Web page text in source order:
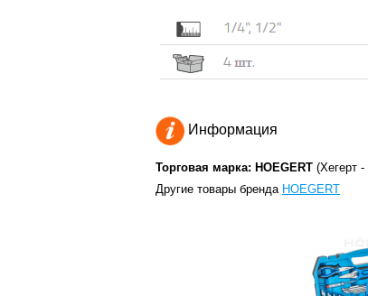
Информация
Торговая марка: HOEGERT (Хегерт -
Другие товары бренда HOEGERT